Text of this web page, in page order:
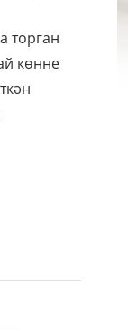
торган
көнне